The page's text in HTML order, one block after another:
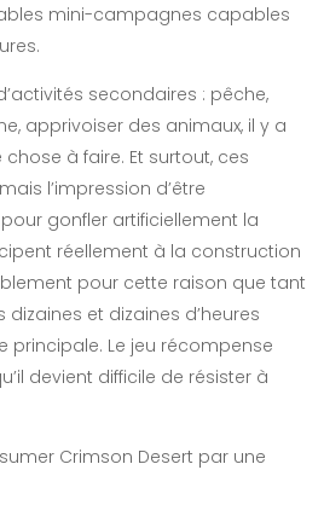
mini-campagnes capables
secondaires : pêche,
apprivoiser des animaux, il y a
à faire. Et surtout, ces
l’impression d’être
gonfler artificiellement la
réellement à la construction
pour cette raison que tant
et dizaines d’heures
principale. Le jeu récompense
devient difficile de résister à
Crimson Desert par une